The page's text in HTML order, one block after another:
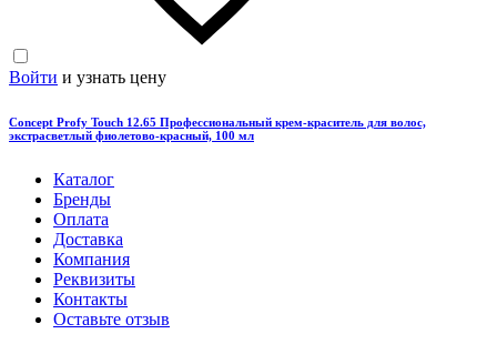
Войти и узнать цену
Concept Profy Touch 12.65 Профессиональный крем-краситель для волос,
экстрасветлый фиолетово-красный, 100 мл
Каталог
Бренды
Оплата
Доставка
Компания
Реквизиты
Контакты
Оставьте отзыв